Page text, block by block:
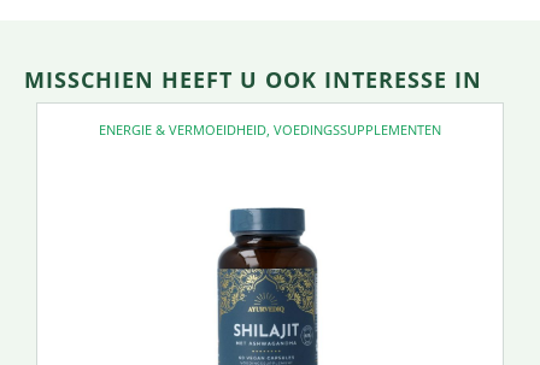
MISSCHIEN HEEFT U OOK INTERESSE IN
ENERGIE & VERMOEIDHEID, VOEDINGSSUPPLEMENTEN